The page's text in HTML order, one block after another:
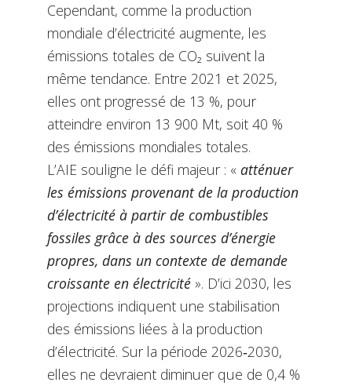
Cependant, comme la production
mondiale d’électricité augmente, les
émissions totales de CO₂ suivent la
même tendance. Entre 2021 et 2025,
elles ont progressé de 13 %, pour
atteindre environ 13 900 Mt, soit 40 %
des émissions mondiales totales.
L’AIE souligne le défi majeur : « atténuer
les émissions provenant de la production
d’électricité à partir de combustibles
fossiles grâce à des sources d’énergie
propres, dans un contexte de demande
croissante en électricité ». D’ici 2030, les
projections indiquent une stabilisation
des émissions liées à la production
d’électricité. Sur la période 2026‑2030,
elles ne devraient diminuer que de 0,4 %